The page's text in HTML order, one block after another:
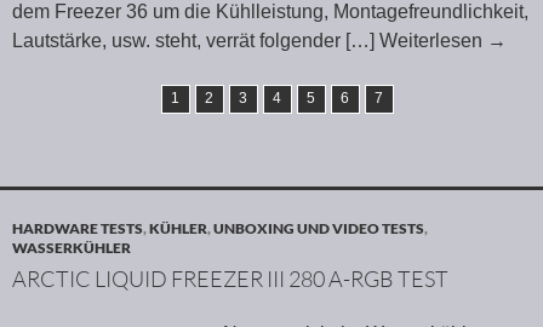
dem Freezer 36 um die Kühlleistung, Montagefreundlichkeit,
Lautstärke, usw. steht, verrät folgender […] Weiterlesen →
1 2 3 4 5 6 7
HARDWARE TESTS,KÜHLER,UNBOXING UND VIDEO TESTS,
WASSERKÜHLER
ARCTIC LIQUID FREEZER III 280 A-RGB TEST